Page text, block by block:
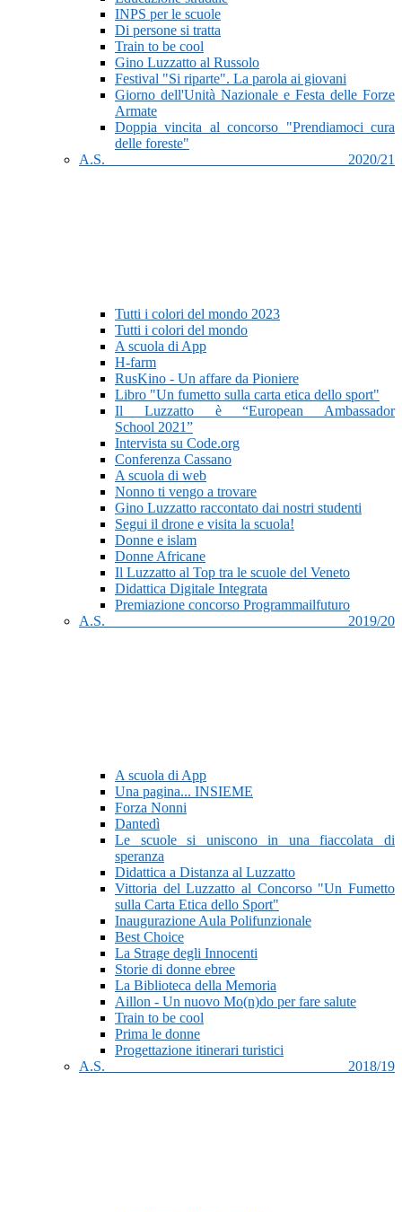
INPS per le scuole
Di persone si tratta
Train to be cool
Gino Luzzatto al Russolo
Festival "Si riparte". La parola ai giovani
Giorno dell'Unità Nazionale e Festa delle Forze
Armate
Doppia vincita al concorso "Prendiamoci cura
delle foreste"
A.S. 2020/21
Tutti i colori del mondo 2023
Tutti i colori del mondo
A scuola di App
H-farm
RusKino - Un affare da Pioniere
Libro "Un fumetto sulla carta etica dello sport"
Il Luzzatto è “European Ambassador
School 2021”
Intervista su Code.org
Conferenza Cassano
A scuola di web
Nonno ti vengo a trovare
Gino Luzzatto raccontato dai nostri studenti
Segui il drone e visita la scuola!
Donne e islam
Donne Africane
Il Luzzatto al Top tra le scuole del Veneto
Didattica Digitale Integrata
Premiazione concorso Programmailfuturo
A.S. 2019/20
A scuola di App
Una pagina... INSIEME
Forza Nonni
Dantedì
Le scuole si uniscono in una fiaccolata di
speranza
Didattica a Distanza al Luzzatto
Vittoria del Luzzatto al Concorso "Un Fumetto
sulla Carta Etica dello Sport"
Inaugurazione Aula Polifunzionale
Best Choice
La Strage degli Innocenti
Storie di donne ebree
La Biblioteca della Memoria
Aillon - Un nuovo Mo(n)do per fare salute
Train to be cool
Prima le donne
Progettazione itinerari turistici
A.S. 2018/19